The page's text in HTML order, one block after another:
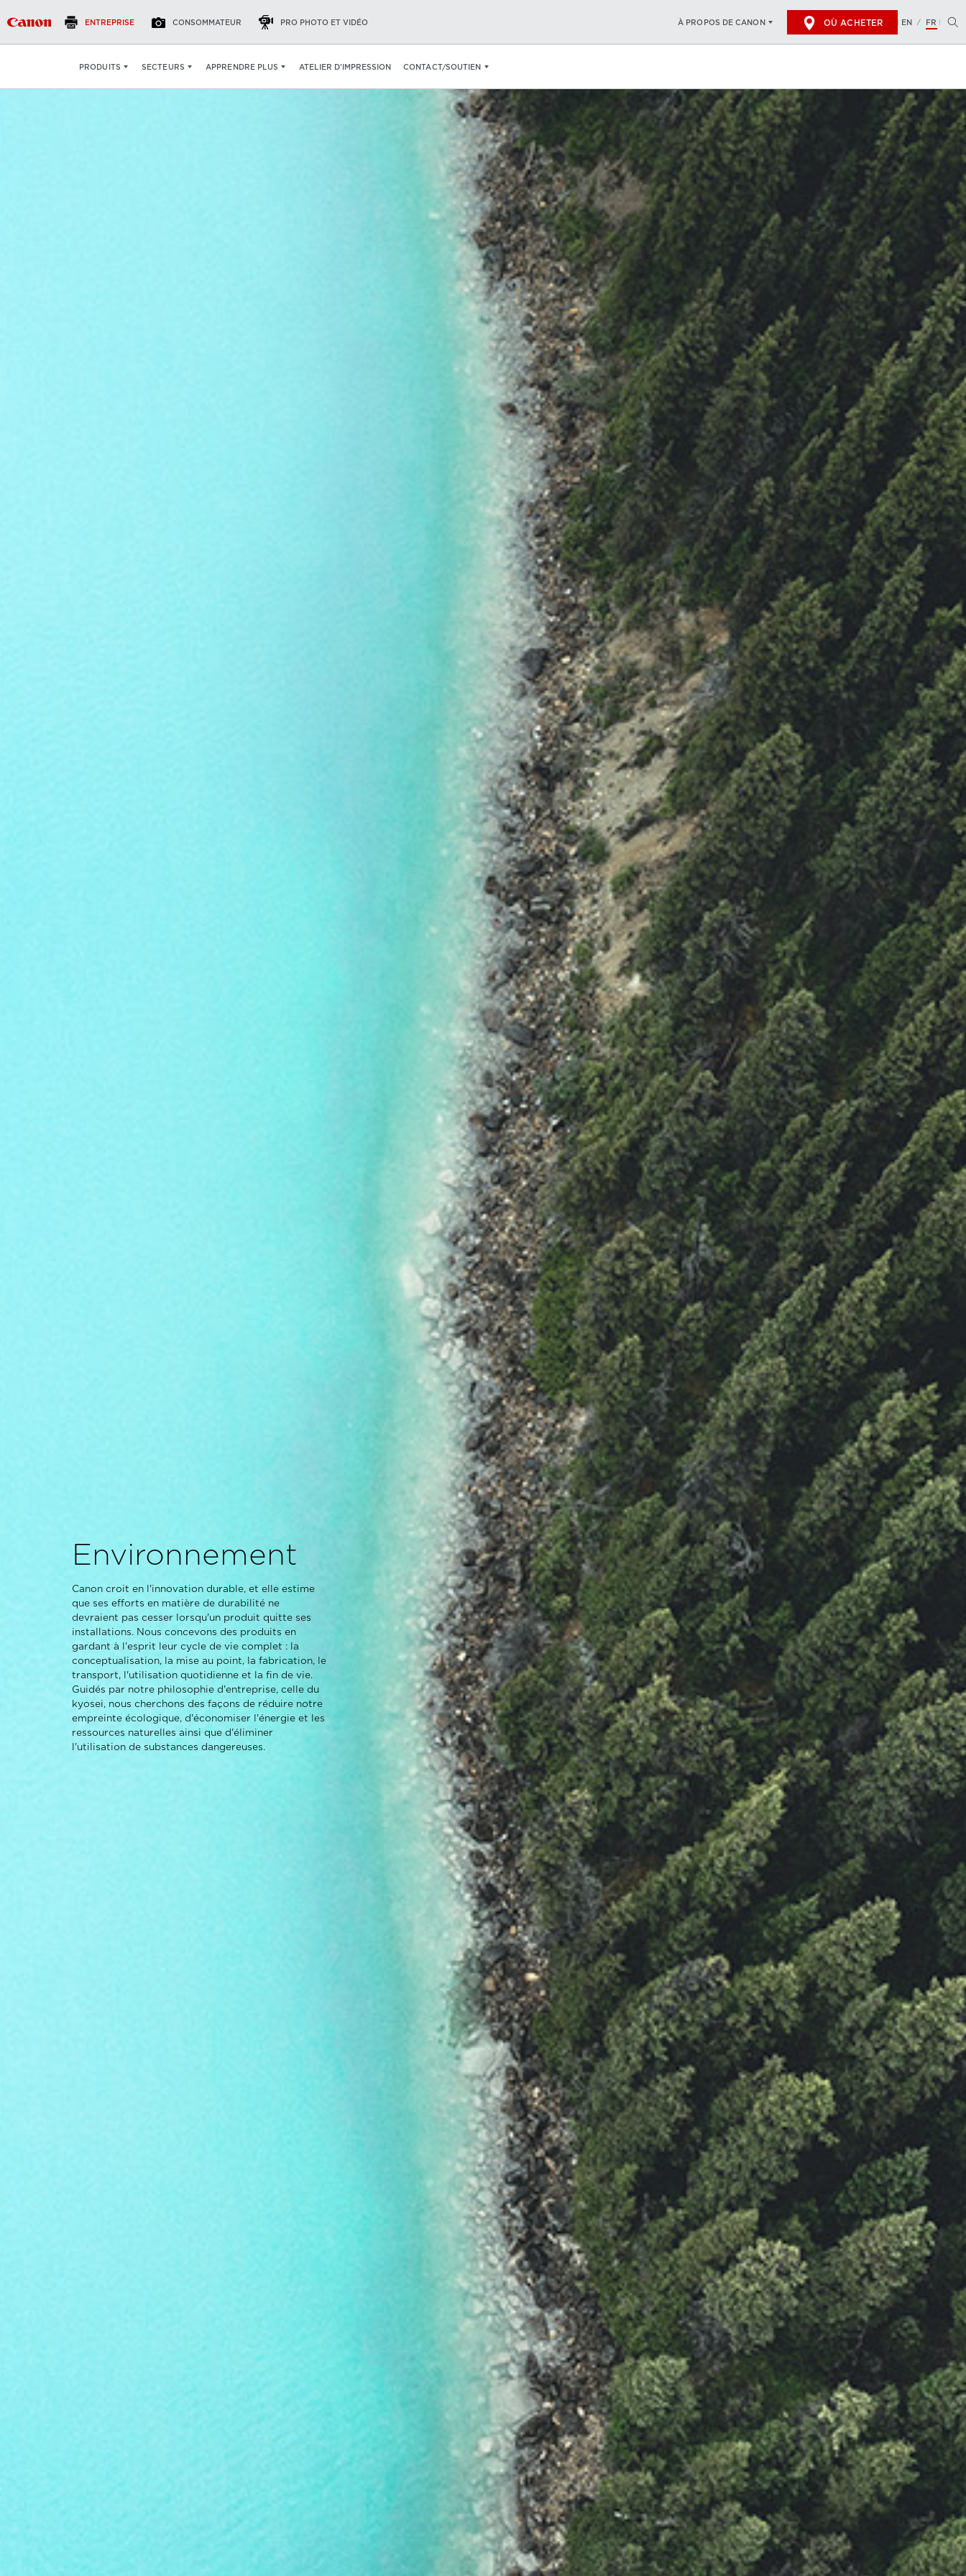
ENTREPRISE CONSOMMATEUR PRO PHOTO ET VIDÉO À PROPOS DE CANON OÙ ACHETER EN / FR
PRODUITS SECTEURS APPRENDRE PLUS ATELIER D’IMPRESSION CONTACT/SOUTIEN
Environnement
Canon croit en l'innovation durable, et elle estime
que ses efforts en matière de durabilité ne
devraient pas cesser lorsqu'un produit quitte ses
installations. Nous concevons des produits en
gardant à l'esprit leur cycle de vie complet : la
conceptualisation, la mise au point, la fabrication, le
transport, l'utilisation quotidienne et la fin de vie.
Guidés par notre philosophie d'entreprise, celle du
kyosei, nous cherchons des façons de réduire notre
empreinte écologique, d'économiser l'énergie et les
ressources naturelles ainsi que d'éliminer
l'utilisation de substances dangereuses.